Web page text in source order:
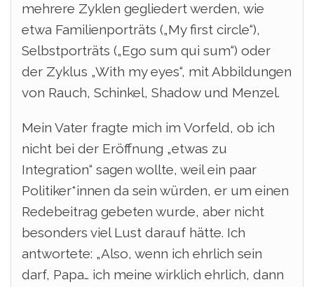
mehrere Zyklen gegliedert werden, wie
etwa Familienporträts („My first circle“),
Selbstporträts („Ego sum qui sum“) oder
der Zyklus „With my eyes“, mit Abbildungen
von Rauch, Schinkel, Shadow und Menzel.
Mein Vater fragte mich im Vorfeld, ob ich
nicht bei der Eröffnung „etwas zu
Integration“ sagen wollte, weil ein paar
Politiker*innen da sein würden, er um einen
Redebeitrag gebeten wurde, aber nicht
besonders viel Lust darauf hätte. Ich
antwortete: „Also, wenn ich ehrlich sein
darf, Papa… ich meine wirklich ehrlich, dann